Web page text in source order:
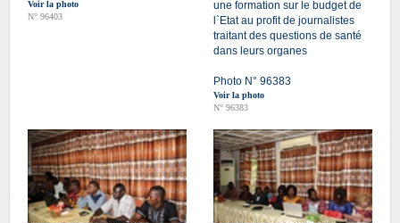
Voir la photo
N° 96403
une formation sur le budget de
l`Etat au profit de journalistes
traitant des questions de santé
dans leurs organes
Photo N° 96383
Voir la photo
N° 96383